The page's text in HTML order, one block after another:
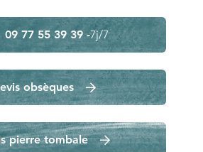
09 77 55 39 39 -7j/7
obsèques
pierre tombale